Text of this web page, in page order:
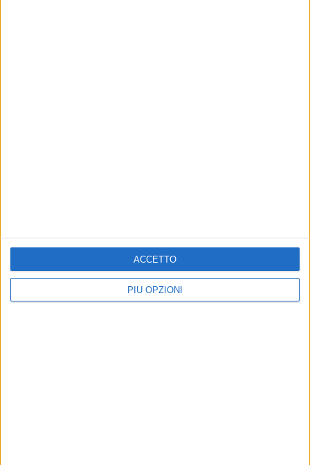
PIÙ OPZIONI
ACCETTO